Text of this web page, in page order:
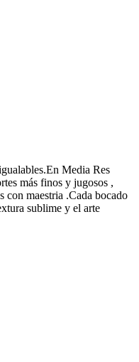
Media Res
más finos y jugosos ,
con maestria .Cada bocado
sublime y el arte